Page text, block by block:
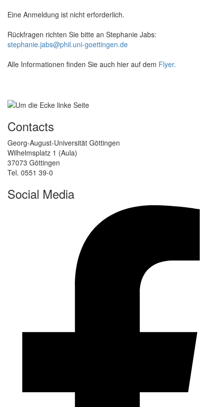
Eine Anmeldung ist nicht erforderlich.
Rückfragen richten Sie bitte an Stephanie Jabs:
stephanie.jabs@phil.uni-goettingen.de
Alle Informationen finden Sie auch hier auf dem Flyer.
Contacts
Georg-August-Universität Göttingen
Wilhelmsplatz 1 (Aula)
37073 Göttingen
Tel. 0551 39-0
Social Media